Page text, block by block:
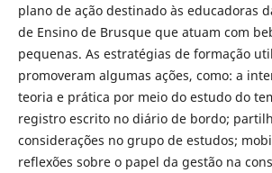
plano de ação destinado às educadoras
de Ensino de Brusque que atuam com
pequenas. As estratégias de formação
promoveram algumas ações, como: a
teoria e prática por meio do estudo do
registro escrito no diário de bordo;
considerações no grupo de estudos;
reflexões sobre o papel da gestão na